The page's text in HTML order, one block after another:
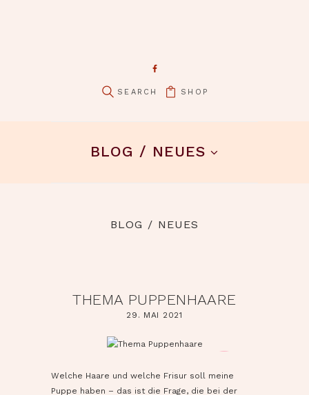
SHOP
BLOG / NEUES
BLOG / NEUES
THEMA PUPPENHAARE
29. MAI 2021
Welche Haare und welche Frisur soll meine
Puppe haben – das ist die Frage, die bei der